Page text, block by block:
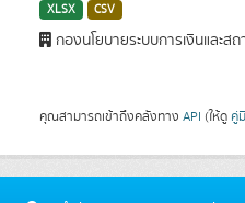
XLSX CSV
กองนโยบายระบบการเงินและส
คุณสามารถเข้าถึงคลังทาง API (ให้ดู คู่